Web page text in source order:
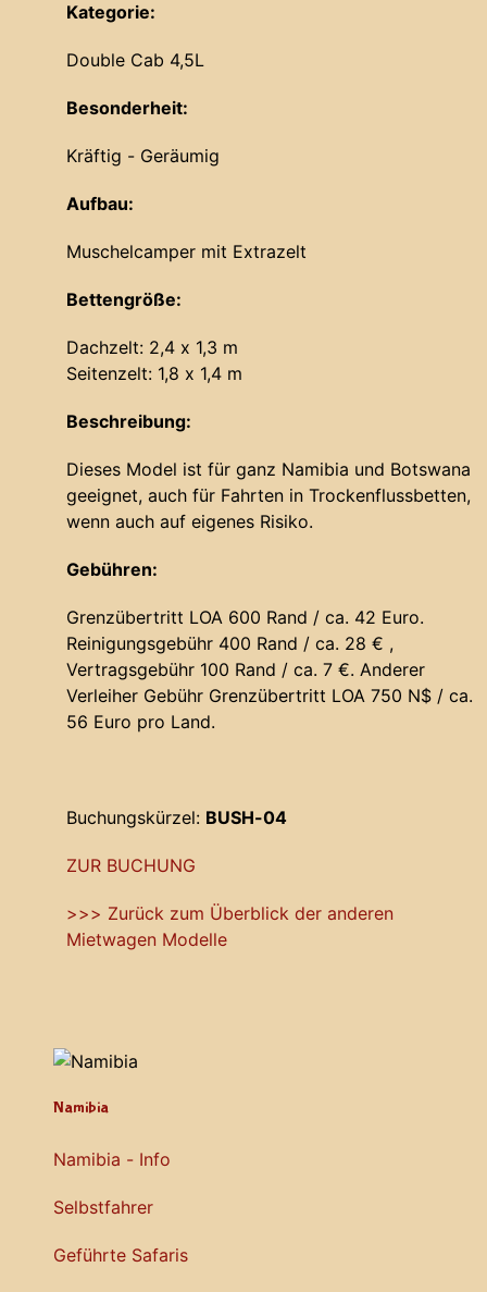
Kategorie:
Double Cab 4,5L
Besonderheit:
Kräftig - Geräumig
Aufbau:
Muschelcamper mit Extrazelt
Bettengröße:
Dachzelt: 2,4 x 1,3 m
Seitenzelt: 1,8 x 1,4 m
Beschreibung:
Dieses Model ist für ganz Namibia und Botswana
geeignet, auch für Fahrten in Trockenflussbetten,
wenn auch auf eigenes Risiko.
Gebühren:
Grenzübertritt LOA 600 Rand / ca. 42 Euro.
Reinigungsgebühr 400 Rand / ca. 28 € ,
Vertragsgebühr 100 Rand / ca. 7 €. Anderer
Verleiher Gebühr Grenzübertritt LOA 750 N$ / ca.
56 Euro pro Land.
Buchungskürzel: BUSH-04
ZUR BUCHUNG
>>> Zurück zum Überblick der anderen
Mietwagen Modelle
Namibia
Namibia - Info
Selbstfahrer
Geführte Safaris